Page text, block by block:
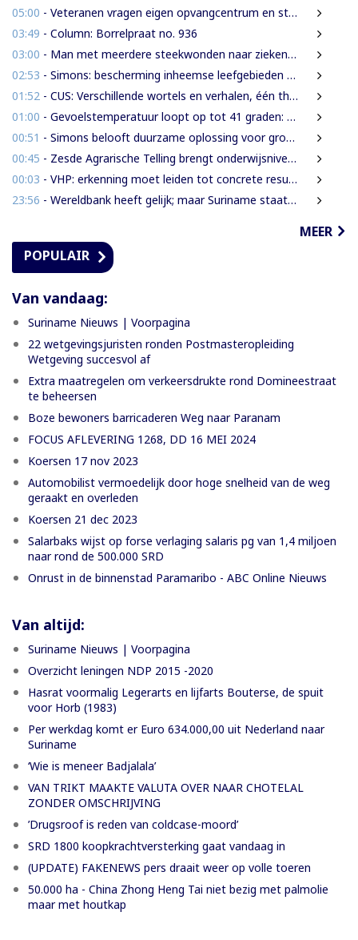
05:00 - Veteranen vragen eigen opvangcentrum en structurele steun: ‘Vandaag militair, morgen veteraan’
03:49 - Column: Borrelpraat no. 936
03:00 - Man met meerdere steekwonden naar ziekenhuis na ruzie bij discotheek
02:53 - Simons: bescherming inheemse leefgebieden en cultuur van nationaal belang
01:52 - CUS: Verschillende wortels en verhalen, één thuis
01:00 - Gevoelstemperatuur loopt op tot 41 graden: waarschuwing voor hittestress in Suriname
00:51 - Simons belooft duurzame oplossing voor grondenrechtenvraagstuk
00:45 - Zesde Agrarische Telling brengt onderwijsniveau landbouwers in kaart
00:03 - VHP: erkenning moet leiden tot concrete resultaten
23:56 - Wereldbank heeft gelijk; maar Suriname staat voor een grotere uitdaging
MEER
POPULAIR
Van vandaag:
Suriname Nieuws | Voorpagina
22 wetgevingsjuristen ronden Postmasteropleiding
Wetgeving succesvol af
Extra maatregelen om verkeersdrukte rond Domineestraat
te beheersen
Boze bewoners barricaderen Weg naar Paranam
FOCUS AFLEVERING 1268, DD 16 MEI 2024
Koersen 17 nov 2023
Automobilist vermoedelijk door hoge snelheid van de weg
geraakt en overleden
Koersen 21 dec 2023
Salarbaks wijst op forse verlaging salaris pg van 1,4 miljoen
naar rond de 500.000 SRD
Onrust in de binnenstad Paramaribo - ABC Online Nieuws
Van altijd:
Suriname Nieuws | Voorpagina
Overzicht leningen NDP 2015 -2020
Hasrat voormalig Legerarts en lijfarts Bouterse, de spuit
voor Horb (1983)
Per werkdag komt er Euro 634.000,00 uit Nederland naar
Suriname
‘Wie is meneer Badjalala’
VAN TRIKT MAAKTE VALUTA OVER NAAR CHOTELAL
ZONDER OMSCHRIJVING
’Drugsroof is reden van coldcase-moord’
SRD 1800 koopkrachtversterking gaat vandaag in
(UPDATE) FAKENEWS pers draait weer op volle toeren
50.000 ha - China Zhong Heng Tai niet bezig met palmolie
maar met houtkap